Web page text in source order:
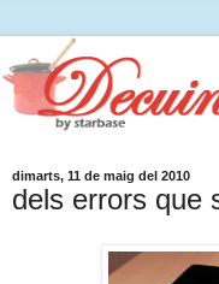
dimarts, 11 de maig del 2010
dels errors que